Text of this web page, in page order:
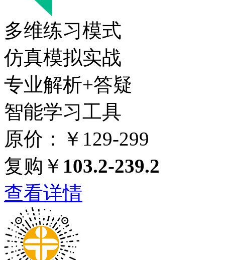
多维练习模式
仿真模拟实战
专业解析+答疑
智能学习工具
原价：￥129-299
复购￥ 103.2-239.2
查看详情